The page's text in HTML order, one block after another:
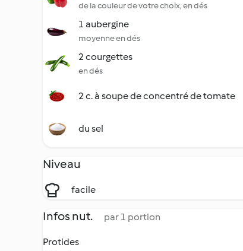
de la couleur de votre choix, en dés
1 aubergine
moyenne en dés
2 courgettes
en dés
2 c. à soupe de concentré de tomate
du sel
Niveau
facile
Infos nut. par 1 portion
Protides